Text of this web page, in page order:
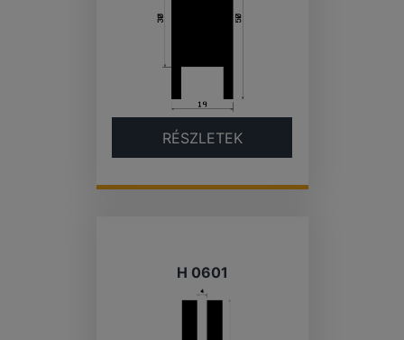
RÉSZLETEK
H 0601